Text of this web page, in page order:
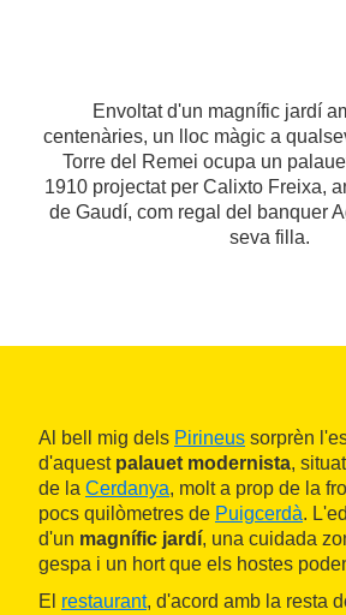
Envoltat d'un magnífic jardí
centenàries, un lloc màgic a
Torre del Remei ocupa un
1910 projectat per Calixto Freixa,
de Gaudí, com regal del banquer
seva filla.
Al bell mig dels Pirineus sorprèn
d'aquest palauet modernista,
de la Cerdanya, molt a prop de la
pocs quilòmetres de Puigcerdà.
d'un magnífic jardí, una cuidada
gespa i un hort que els hostes
El restaurant, d'acord amb la resta